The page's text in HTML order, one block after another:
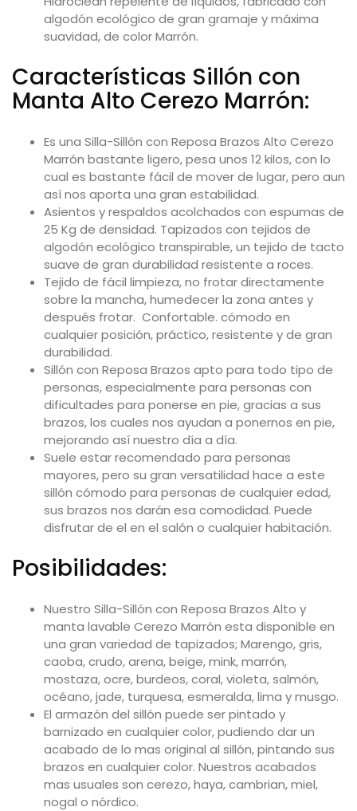
algodón ecológico de gran gramaje y máxima
suavidad, de color Marrón.
Características Sillón con
Manta Alto Cerezo Marrón:
Es una Silla-Sillón con Reposa Brazos Alto Cerezo
Marrón bastante ligero, pesa unos 12 kilos, con lo
cual es bastante fácil de mover de lugar, pero aun
así nos aporta una gran estabilidad.
Asientos y respaldos acolchados con espumas de
25 Kg de densidad. Tapizados con tejidos de
algodón ecológico transpirable, un tejido de tacto
suave de gran durabilidad resistente a roces.
Tejido de fácil limpieza, no frotar directamente
sobre la mancha, humedecer la zona antes y
después frotar. Confortable. cómodo en
cualquier posición, práctico, resistente y de gran
durabilidad.
Sillón con Reposa Brazos apto para todo tipo de
personas, especialmente para personas con
dificultades para ponerse en pie, gracias a sus
brazos, los cuales nos ayudan a ponernos en pie,
mejorando así nuestro día a día.
Suele estar recomendado para personas
mayores, pero su gran versatilidad hace a este
sillón cómodo para personas de cualquier edad,
sus brazos nos darán esa comodidad. Puede
disfrutar de el en el salón o cualquier habitación.
Posibilidades:
Nuestro Silla-Sillón con Reposa Brazos Alto y
manta lavable Cerezo Marrón esta disponible en
una gran variedad de tapizados; Marengo, gris,
caoba, crudo, arena, beige, mink, marrón,
mostaza, ocre, burdeos, coral, violeta, salmón,
océano, jade, turquesa, esmeralda, lima y musgo.
El armazón del sillón puede ser pintado y
barnizado en cualquier color, pudiendo dar un
acabado de lo mas original al sillón, pintando sus
brazos en cualquier color. Nuestros acabados
mas usuales son cerezo, haya, cambrian, miel,
nogal o nórdico.